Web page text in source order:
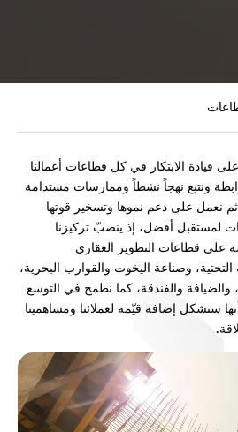
قيادة الابتكار في كل قطاعات أعمالنا
ونتبع نهجاً نشطاً وممارسات مستدامة
نعمل على دعم نموها وتسخير قوتها
لمستقبل أفضل، إذ ينصبّ تركيزنا
على قطاعات التطوير العقاري
التحتية، وصناعة اليخوت والقوارب البحرية،
والضيافة والفندقة، كما نطمح في التوسع
ستشكل إضافة قيّمة لعملائنا ومساهمينا